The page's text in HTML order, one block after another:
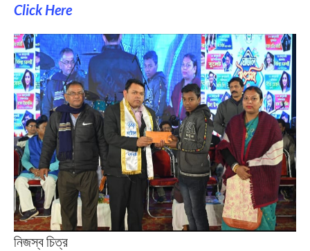
Click Here
নিজস্ব চিত্র